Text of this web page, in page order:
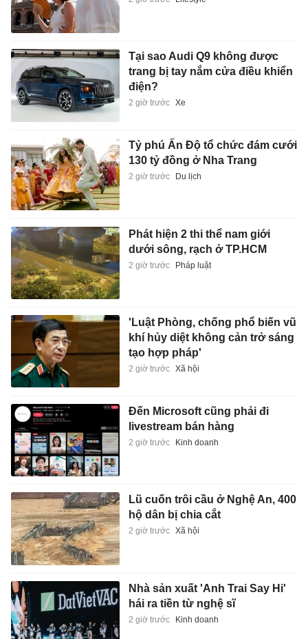
Tại sao Audi Q9 không được
trang bị tay nắm cửa điều khiển
điện?
2 giờ trước Xe
Tỷ phú Ấn Độ tổ chức đám cưới
130 tỷ đồng ở Nha Trang
2 giờ trước Du lịch
Phát hiện 2 thi thể nam giới
dưới sông, rạch ở TP.HCM
2 giờ trước Pháp luật
'Luật Phòng, chống phổ biến vũ
khí hủy diệt không cản trở sáng
tạo hợp pháp'
2 giờ trước Xã hội
Đến Microsoft cũng phải đi
livestream bán hàng
2 giờ trước Kinh doanh
Lũ cuốn trôi cầu ở Nghệ An, 400
hộ dân bị chia cắt
2 giờ trước Xã hội
Nhà sản xuất 'Anh Trai Say Hi'
hái ra tiền từ nghệ sĩ
2 giờ trước Kinh doanh